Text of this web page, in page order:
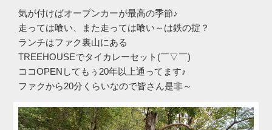
気が付けばオープンカーが最高の季節♪
走っては喰い、また走っては喰い～は鉄の掟？
ランチはファク裏山にある
TREEHOUSEでタイカレーセット(￣▽￣)
ココOPENしてもぅ20年以上通ってます♪
ファクから20分くらいなので皆さん是非～